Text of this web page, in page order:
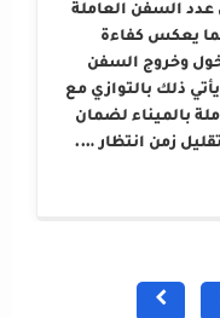
عدد السفن العاملة
42 سفينة بما يعكس كفاءة
وخروج السفن
ذلك بالتوازي مع
بالميناء لضمان
زمن انتظار ….